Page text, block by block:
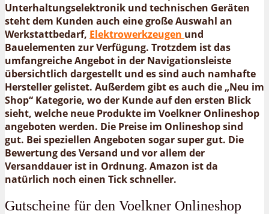
Unterhaltungselektronik und technischen Geräten
steht dem Kunden auch eine große Auswahl an
Werkstattbedarf, Elektrowerkzeugen und
Bauelementen zur Verfügung. Trotzdem ist das
umfangreiche Angebot in der Navigationsleiste
übersichtlich dargestellt und es sind auch namhafte
Hersteller gelistet. Außerdem gibt es auch die „Neu im
Shop“ Kategorie, wo der Kunde auf den ersten Blick
sieht, welche neue Produkte im Voelkner Onlineshop
angeboten werden. Die Preise im Onlineshop sind
gut. Bei speziellen Angeboten sogar super gut. Die
Bewertung des Versand und vor allem der
Versanddauer ist in Ordnung. Amazon ist da
natürlich noch einen Tick schneller.
Gutscheine für den Voelkner Onlineshop